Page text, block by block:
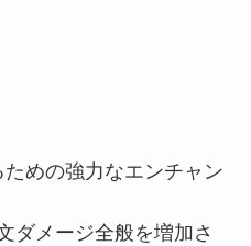
めの強力なエンチャン
ダメージ全般を増加さ